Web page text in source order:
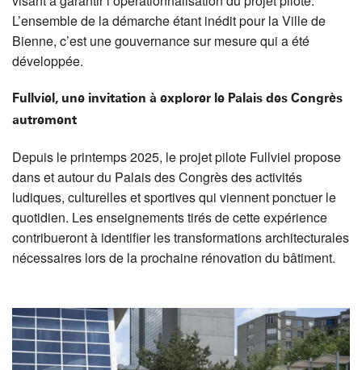
L’ensemble de la démarche étant inédit pour la Ville de
Bienne, c’est une gouvernance sur mesure qui a été
développée.
Fullviel, une invitation à explorer le Palais des Congrès
autrement
Depuis le printemps 2025, le projet pilote Fullviel propose
dans et autour du Palais des Congrès des activités
ludiques, culturelles et sportives qui viennent ponctuer le
quotidien. Les enseignements tirés de cette expérience
contribueront à identifier les transformations architecturales
nécessaires lors de la prochaine rénovation du bâtiment.